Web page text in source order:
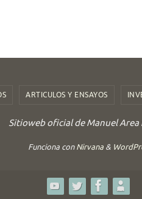
ARTICULOS Y ENSAYOS
Sitioweb oficial de Manuel Area
Funciona conNirvana&